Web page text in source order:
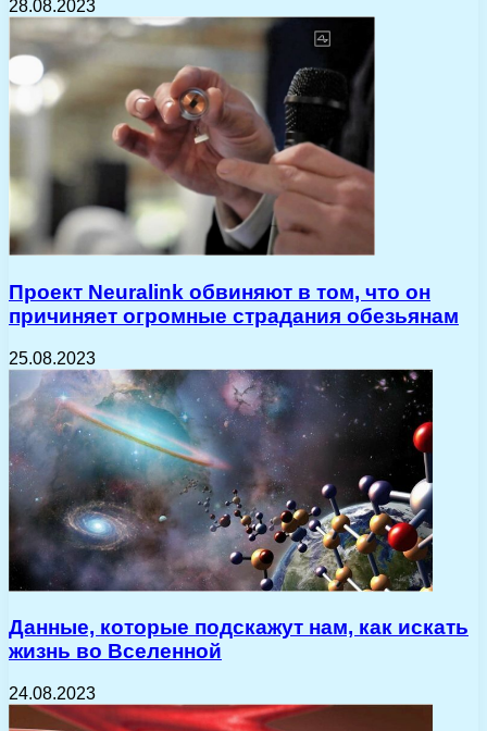
28.08.2023
Проект Neuralink обвиняют в том, что он
причиняет огромные страдания обезьянам
25.08.2023
Данные, которые подскажут нам, как искать
жизнь во Вселенной
24.08.2023